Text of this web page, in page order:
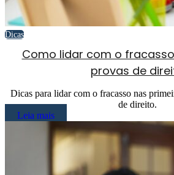
Dicas
Como lidar com o
provas de
Dicas para lidar com o fracasso nas
de direito.
Leia mais